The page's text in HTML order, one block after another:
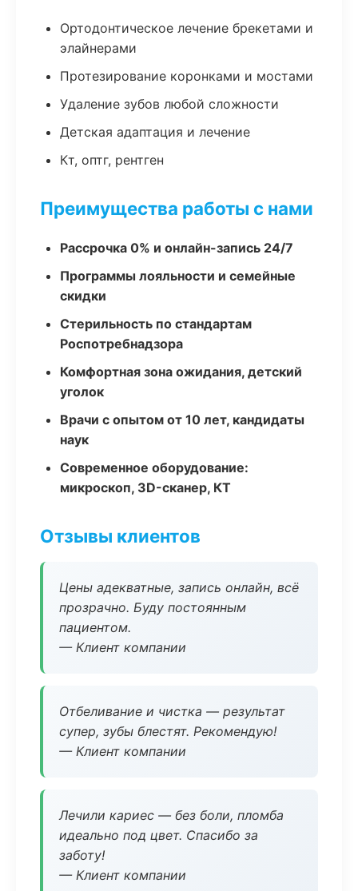
Ортодонтическое лечение брекетами и
элайнерами
Протезирование коронками и мостами
Удаление зубов любой сложности
Детская адаптация и лечение
Кт, оптг, рентген
Преимущества работы с нами
Рассрочка 0% и онлайн-запись 24/7
Программы лояльности и семейные
скидки
Стерильность по стандартам
Роспотребнадзора
Комфортная зона ожидания, детский
уголок
Врачи с опытом от 10 лет, кандидаты
наук
Современное оборудование:
микроскоп, 3D-сканер, КТ
Отзывы клиентов
Цены адекватные, запись онлайн, всё
прозрачно. Буду постоянным
пациентом.
— Клиент компании
Отбеливание и чистка — результат
супер, зубы блестят. Рекомендую!
— Клиент компании
Лечили кариес — без боли, пломба
идеально под цвет. Спасибо за
заботу!
— Клиент компании